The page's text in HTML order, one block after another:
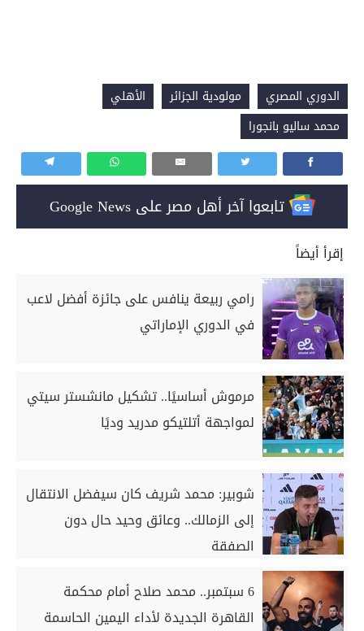
الدوري المصري مولودية الجزائر
الأهلي
محمد ساليو بانجورا
تابعوا آخر أهل مصر على Google News
إقرأ أيضاً
رامي ربيعة ينافس على جائزة أفضل لاعب
في الدوري الإماراتي
مرموش أساسيًا.. تشكيل مانشستر سيتي
لمواجهة أتلتيكو مدريد وديًا
شوبير: محمد شريف كان سيفضل الانتقال
إلى الزمالك.. وعائق وحيد حال دون
الصفقة
6 سبتمبر.. محمد صلاح أمام محكمة
القاهرة الجديدة لأداء اليمين الحاسمة